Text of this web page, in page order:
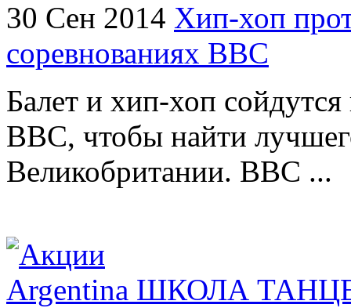
30 Сен 2014 Хип-хоп
соревнованиях ВВС
Балет и хип-хоп сойдутся
BBC, чтобы найти
Великобритании. BBC ...
Argentina ШКОЛА